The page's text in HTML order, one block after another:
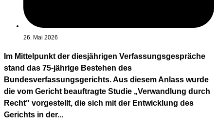
26. Mai 2026
Im Mittelpunkt der diesjährigen Verfassungsgespräche
stand das 75-jährige Bestehen des
Bundesverfassungsgerichts. Aus diesem Anlass wurde
die vom Gericht beauftragte Studie „Verwandlung durch
Recht" vorgestellt, die sich mit der Entwicklung des
Gerichts in der...